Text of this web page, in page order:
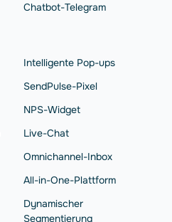
Chatbot-Telegram
Intelligente Pop-ups
SendPulse-Pixel
NPS-Widget
Live-Chat
Omnichannel-Inbox
All-in-One-Plattform
Dynamischer
Segmentierung